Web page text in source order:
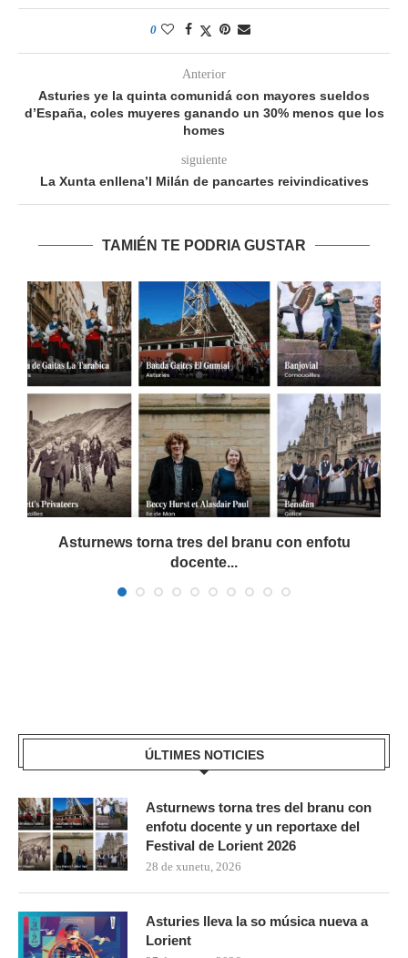
0
Anterior
Asturies ye la quinta comunidá con mayores sueldos
d’España, coles muyeres ganando un 30% menos que los
homes
siguiente
La Xunta enllena’l Milán de pancartes reivindicatives
TAMIÉN TE PODRIA GUSTAR
Asturnews torna tres del branu con enfotu
docente...
ÚLTIMES NOTICIES
Asturnews torna tres del branu con
enfotu docente y un reportaxe del
Festival de Lorient 2026
28 de xunetu, 2026
Asturies lleva la so música nueva a
Lorient